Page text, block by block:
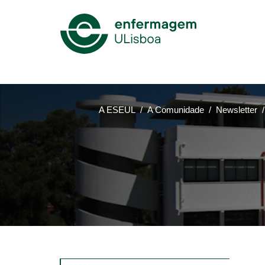
Mega
Menu
A ESEUL A Comunidade Newsletter